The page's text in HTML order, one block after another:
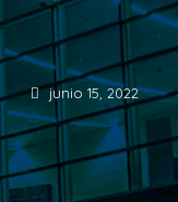
junio 15, 2022